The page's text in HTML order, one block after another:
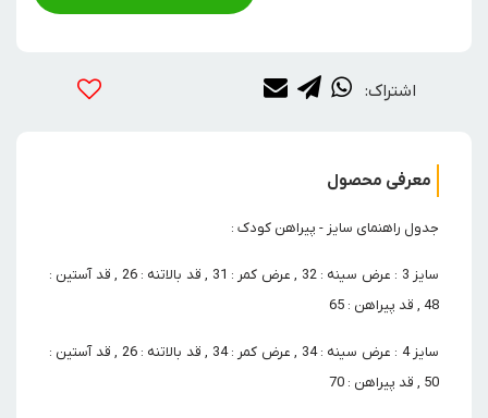
اشتراک:
معرفی محصول
جدول راهنمای سایز - پیراهن کودک :
سایز 3 : عرض سینه : 32 , عرض کمر : 31 , قد بالاتنه : 26 , قد آستین :
48 , قد پیراهن : 65
سایز 4 : عرض سینه : 34 , عرض کمر : 34 , قد بالاتنه : 26 , قد آستین :
50 , قد پیراهن : 70